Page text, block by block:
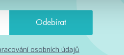
osobních údajů